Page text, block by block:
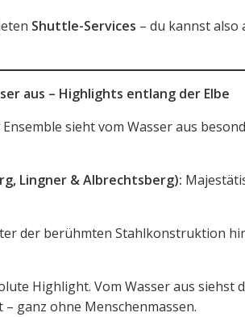
Shuttle-Services – du kannst also
aus – Highlights entlang der Elbe
sieht vom Wasser aus
Lingner & Albrechtsberg):
der berühmten Stahlkonstruktion
Highlight. Vom Wasser aus siehst
ganz ohne Menschenmassen.